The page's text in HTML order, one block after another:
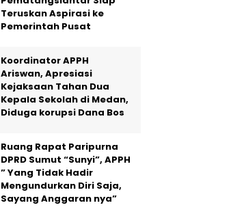
Teruskan Aspirasi ke
Pemerintah Pusat
Koordinator APPH
Ariswan, Apresiasi
Kejaksaan Tahan Dua
Kepala Sekolah di Medan,
Diduga korupsi Dana Bos
Ruang Rapat Paripurna
DPRD Sumut “Sunyi”, APPH
” Yang Tidak Hadir
Mengundurkan Diri Saja,
Sayang Anggaran nya”